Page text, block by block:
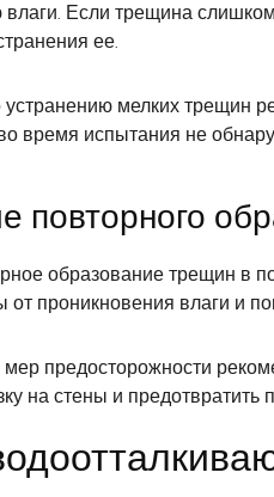
Если трещина
ее.
мелких трещин
время испытания не
повторного
образование трещин в
проникновения влаги и
предосторожности
на стены и